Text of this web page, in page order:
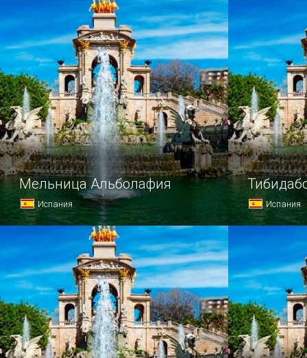
Мельница Альболафия
Испания
Многие испанские города могут
похвастаться постройками начала
нашей эры.
Испания
Гора
столицы.